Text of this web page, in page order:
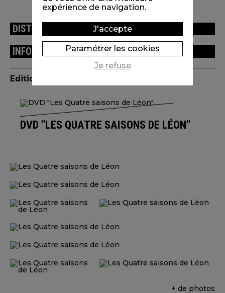
DISTRIBUTION
INFORMATIONS TECHNIQUES
Edition(s) disponible(s)
DVD "LES QUATRE SAISONS DE LÉON"
+ de photos
expérience de navigation.
J'accepte
Paramétrer les cookies
Je refuse